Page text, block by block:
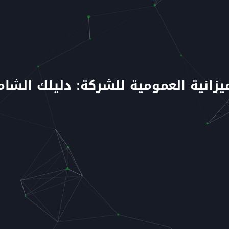
العمومية للشركة: دليلك